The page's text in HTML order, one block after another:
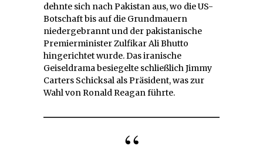
dehnte sich nach Pakistan aus, wo die US-
Botschaft bis auf die Grundmauern
niedergebrannt und der pakistanische
Premierminister Zulfikar Ali Bhutto
hingerichtet wurde. Das iranische
Geiseldrama besiegelte schließlich Jimmy
Carters Schicksal als Präsident, was zur
Wahl von Ronald Reagan führte.